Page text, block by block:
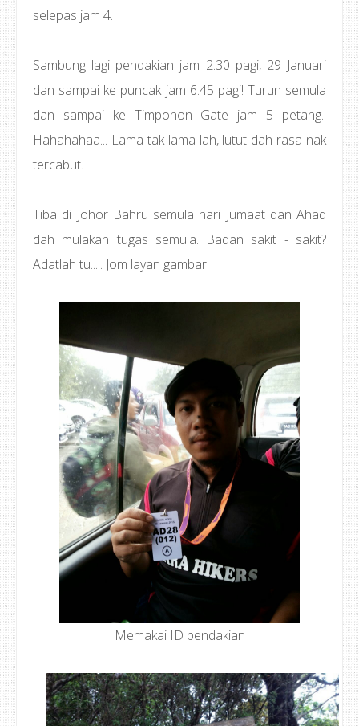
selepas jam 4.
Sambung lagi pendakian jam 2.30 pagi, 29 Januari
dan sampai ke puncak jam 6.45 pagi! Turun semula
dan sampai ke Timpohon Gate jam 5 petang..
Hahahahaa... Lama tak lama lah, lutut dah rasa nak
tercabut.
Tiba di Johor Bahru semula hari Jumaat dan Ahad
dah mulakan tugas semula. Badan sakit - sakit?
Adatlah tu..... Jom layan gambar.
Memakai ID pendakian